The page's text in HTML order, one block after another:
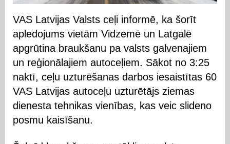
VAS Latvijas Valsts ceļi informē, ka šorīt
apledojums vietām Vidzemē un Latgalē
apgrūtina braukšanu pa valsts galvenajiem
un reģionālajiem autoceļiem. Sākot no 3:25
naktī, ceļu uzturēšanas darbos iesaistītas 60
VAS Latvijas autoceļu uzturētājs ziemas
dienesta tehnikas vienības, kas veic slideno
posmu kaisīšanu.